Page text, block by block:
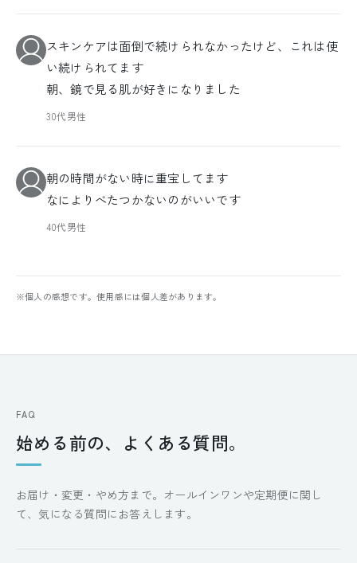
スキンケアは面倒で続けられなかったけど、これは使
い続けられてます
朝、鏡で見る肌が好きになりました
30代男性
朝の時間がない時に重宝してます
なによりべたつかないのがいいです
40代男性
※個人の感想です。使用感には個人差があります。
FAQ
始める前の、よくある質問。
お届け・変更・やめ方まで。オールインワンや定期便に関し
て、気になる質問にお答えします。